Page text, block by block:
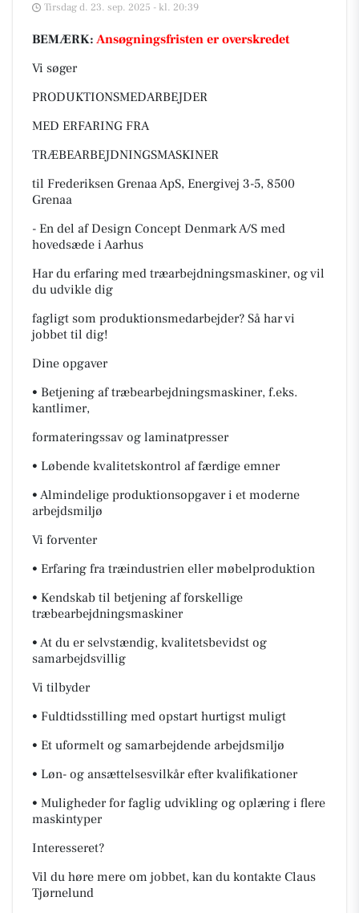
Tirsdag d. 23. sep. 2025 - kl. 20:39
BEMÆRK: Ansøgningsfristen er overskredet
Vi søger
PRODUKTIONSMEDARBEJDER
MED ERFARING FRA
TRÆBEARBEJDNINGSMASKINER
til Frederiksen Grenaa ApS, Energivej 3-5, 8500
Grenaa
- En del af Design Concept Denmark A/S med
hovedsæde i Aarhus
Har du erfaring med træarbejdningsmaskiner, og vil
du udvikle dig
fagligt som produktionsmedarbejder? Så har vi
jobbet til dig!
Dine opgaver
• Betjening af træbearbejdningsmaskiner, f.eks.
kantlimer,
formateringssav og laminatpresser
• Løbende kvalitetskontrol af færdige emner
• Almindelige produktionsopgaver i et moderne
arbejdsmiljø
Vi forventer
• Erfaring fra træindustrien eller møbelproduktion
• Kendskab til betjening af forskellige
træbearbejdningsmaskiner
• At du er selvstændig, kvalitetsbevidst og
samarbejdsvillig
Vi tilbyder
• Fuldtidsstilling med opstart hurtigst muligt
• Et uformelt og samarbejdende arbejdsmiljø
• Løn- og ansættelsesvilkår efter kvalifikationer
• Muligheder for faglig udvikling og oplæring i flere
maskintyper
Interesseret?
Vil du høre mere om jobbet, kan du kontakte Claus
Tjørnelund